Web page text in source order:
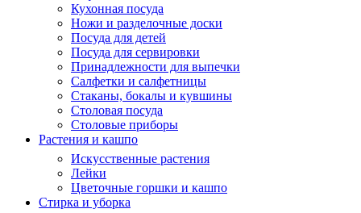
Кухонная посуда
Ножи и разделочные доски
Посуда для детей
Посуда для сервировки
Принадлежности для выпечки
Салфетки и салфетницы
Стаканы, бокалы и кувшины
Столовая посуда
Столовые приборы
Растения и кашпо
Искусственные растения
Лейки
Цветочные горшки и кашпо
Стирка и уборка